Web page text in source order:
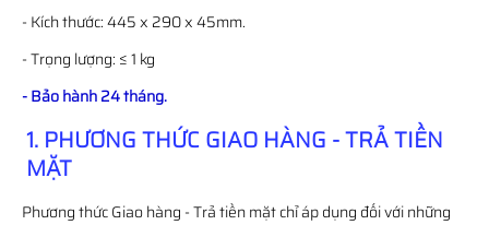
- Kích thước: 445 x 290 x 45mm.
- Trọng lượng: ≤ 1 kg
- Bảo hành 24 tháng.
1. PHƯƠNG THỨC GIAO HÀNG - TRẢ TIỀN
MẶT
Phương thức Giao hàng - Trả tiền mặt chỉ áp dụng đối với những